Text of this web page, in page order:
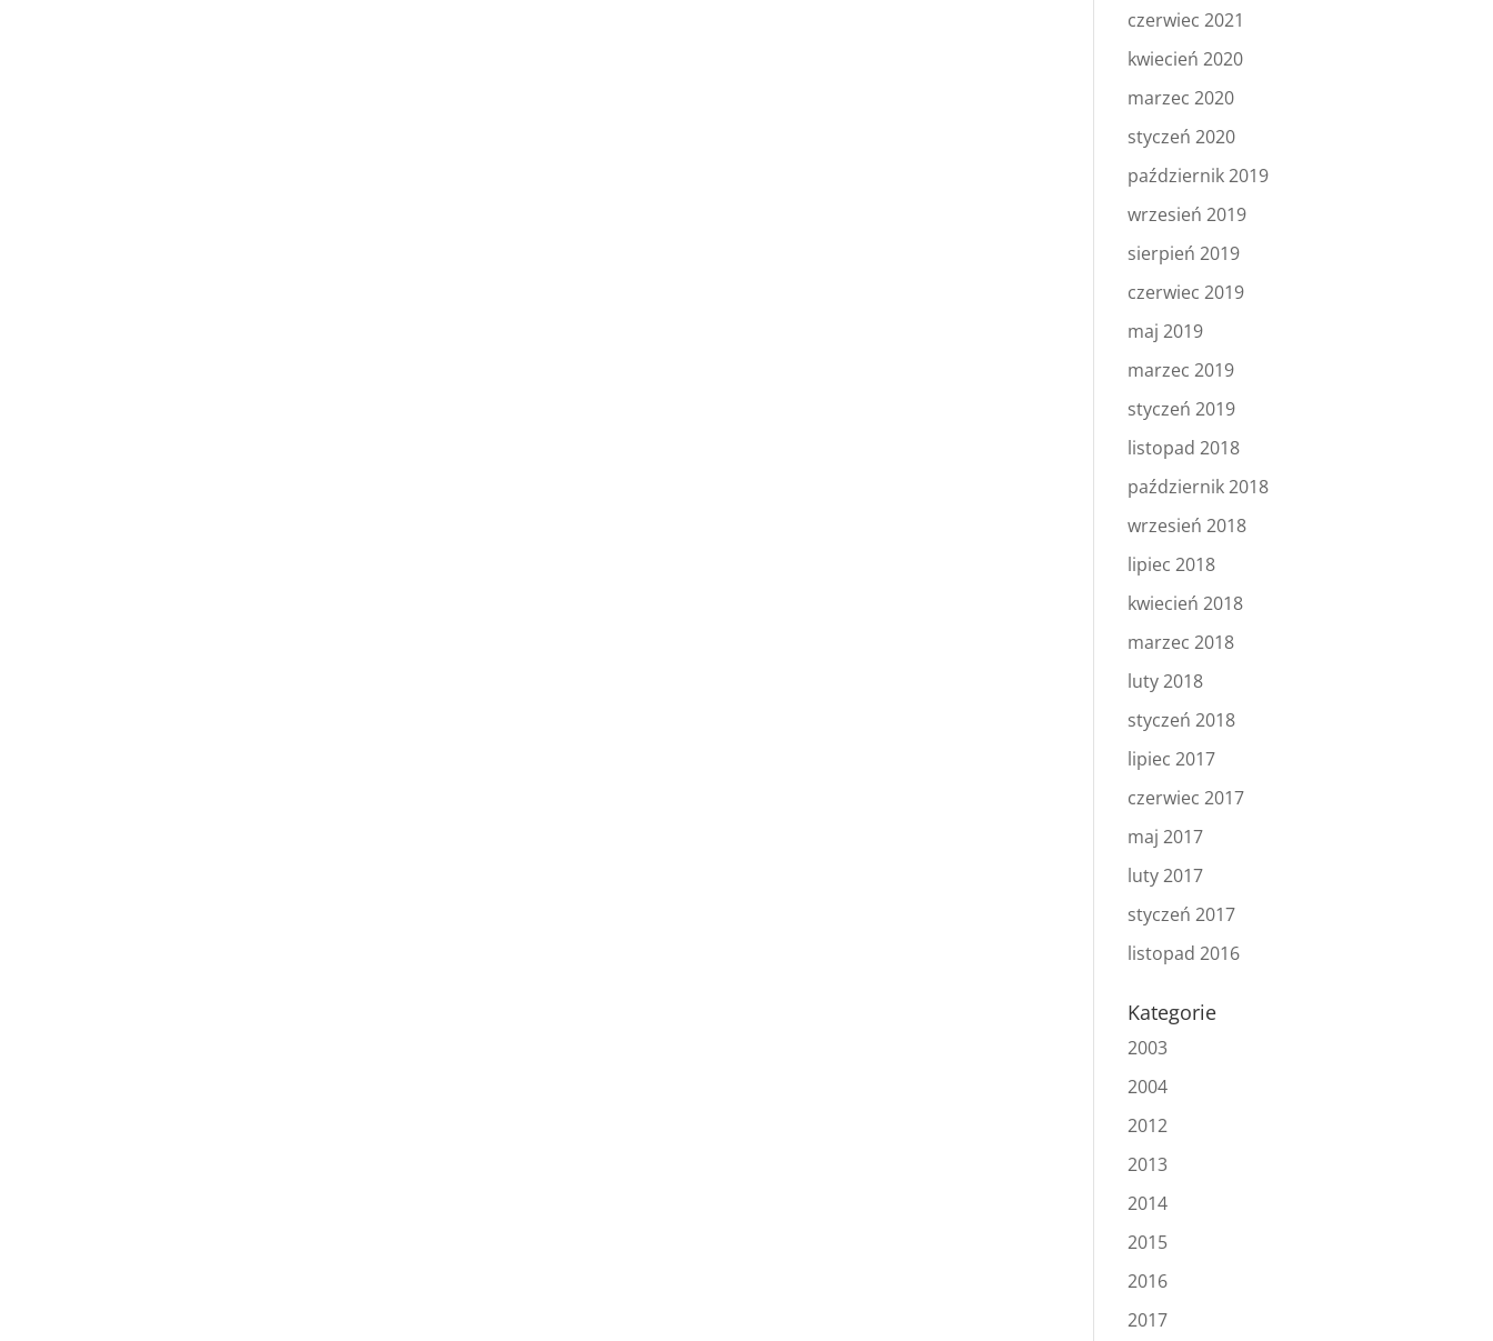
czerwiec 2021
kwiecień 2020
marzec 2020
styczeń 2020
październik 2019
wrzesień 2019
sierpień 2019
czerwiec 2019
maj 2019
marzec 2019
styczeń 2019
listopad 2018
październik 2018
wrzesień 2018
lipiec 2018
kwiecień 2018
marzec 2018
luty 2018
styczeń 2018
lipiec 2017
czerwiec 2017
maj 2017
luty 2017
styczeń 2017
listopad 2016
Kategorie
2003
2004
2012
2013
2014
2015
2016
2017